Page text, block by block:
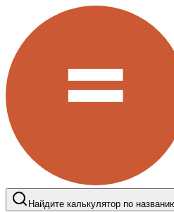
Найдите калькулятор по